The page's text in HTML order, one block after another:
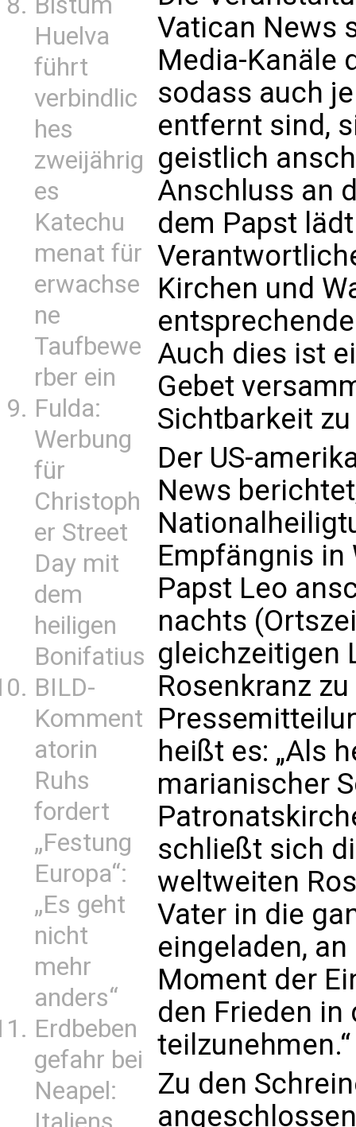
Huelva
führt
verbindlic
hes
zweijährig
es
Katechu
menat für
erwachse
ne
Taufbewe
rber ein
Fulda:
Werbung
für
Christoph
er Street
Day mit
dem
heiligen
Bonifatius
BILD-
Komment
atorin
Ruhs
fordert
„Festung
Europa“:
„Es geht
nicht
mehr
anders“
Erdbeben
gefahr bei
Neapel:
Vatican News
Media-Kanäle
sodass auch
entfernt sind,
geistlich
Anschluss an
dem Papst
Kirchen und
Auch dies ist
Gebet
Sichtbarkeit
Der US-
News
Empfängnis in
Papst Leo
nachts
gleichzeitigen
Rosenkranz
heißt es: „Als
marianischer
schließt sich
weltweiten
Vater in die
eingeladen,
Moment der
den Frieden in
teilzunehmen.“
Zu den